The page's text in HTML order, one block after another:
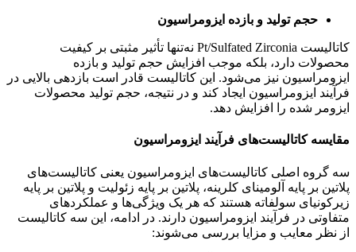
حجم تولید و بازده ایزومراسیون
کاتالیست Pt/Sulfated Zirconia نه‌تنها تأثیر مثبتی بر کیفیت
محصولات دارد، بلکه موجب افزایش حجم تولید و بازده
ایزومراسیون نیز می‌شود. این کاتالیست قادر است بازدهی بالایی در
فرآیند ایزومراسیون ایجاد کند و در نتیجه، حجم تولید محصولات
ایزومر شده را افزایش دهد.
مقایسه کاتالیست‌های فرآیند ایزومراسیون
سه گروه اصلی کاتالیست‌های ایزومراسیون یعنی کاتالیست‌های
پلاتین بر پایه آلومینای کلرینه، پلاتین بر پایه زئولیت و پلاتین بر پایه
زیرکونیای سولفاته هستند که هر یک ویژگی‌ها و عملکردهای
متفاوتی در فرآیند ایزومراسیون دارند. در ادامه، این سه کاتالیست
از نظر معایب و مزایا بررسی می‌شوند: